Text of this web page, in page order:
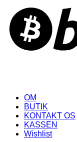
OM
BUTIK
KONTAKT OS
KASSEN
Wishlist